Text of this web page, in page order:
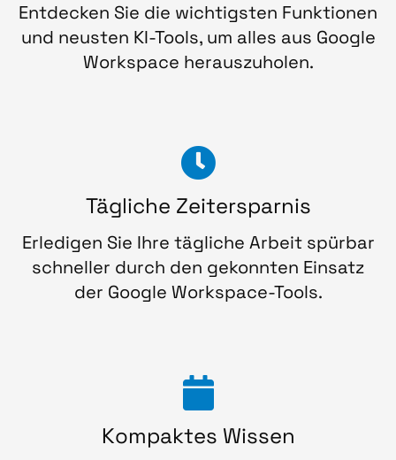
Entdecken Sie die wichtigsten Funktionen
und neusten KI-Tools, um alles aus Google
Workspace herauszuholen.
Tägliche Zeitersparnis
Erledigen Sie Ihre tägliche Arbeit spürbar
schneller durch den gekonnten Einsatz
der Google Workspace-Tools.
Kompaktes Wissen